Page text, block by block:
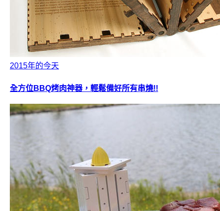
2015年的今天
全方位BBQ烤肉神器，輕鬆備好所有串燒!!